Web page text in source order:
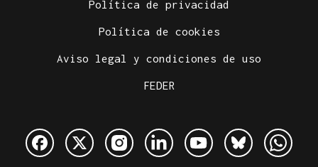
Política de privacidad
Política de cookies
Aviso legal y condiciones de uso
FEDER